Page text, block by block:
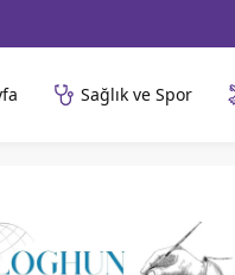
Sağlık ve Spor